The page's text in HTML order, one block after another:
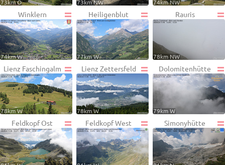
73km O 73km NW 74km NW
Winklern
74km W
Heiligenblut
77km W
Rauris
78km NW
Lienz Faschingalm
78km W
Lienz Zettersfeld
78km W
Dolomitenhütte
79km W
Feldkopf Ost Feldkopf West Simonyhütte